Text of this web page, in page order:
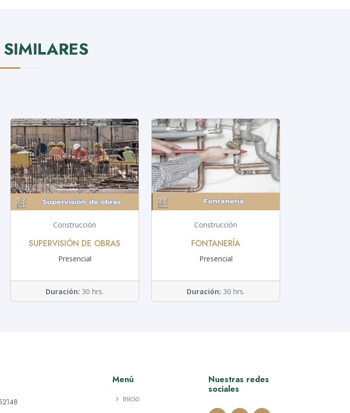
Construcción
SUPERVISIÓN DE OBRAS
Presencial
Duración: 30 hrs.
Construcción
FONTANERÍA
Presencial
Duración: 30 hrs.
Menú
Inicio
Nuestras redes
sociales